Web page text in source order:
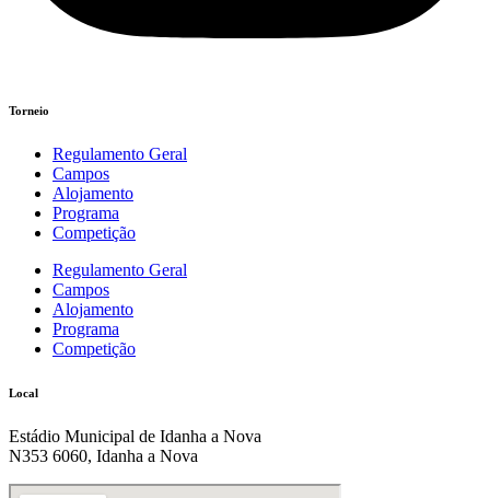
Torneio
Regulamento Geral
Campos
Alojamento
Programa
Competição
Regulamento Geral
Campos
Alojamento
Programa
Competição
Local
Estádio Municipal de Idanha a Nova
N353 6060, Idanha a Nova